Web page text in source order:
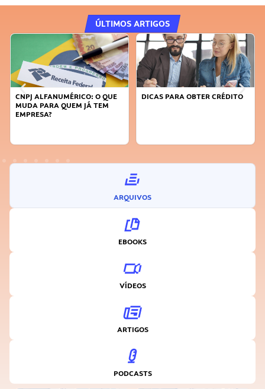
ÚLTIMOS ARTIGOS
CNPJ ALFANUMÉRICO: O QUE
MUDA PARA QUEM JÁ TEM
EMPRESA?
DICAS PARA OBTER CRÉDITO
ARQUIVOS
EBOOKS
VÍDEOS
ARTIGOS
PODCASTS